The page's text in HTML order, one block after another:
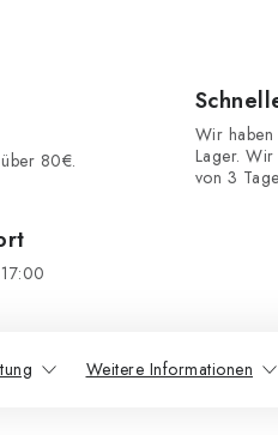
80€.
Wir
Lager.
von 3
Weitere Informationen